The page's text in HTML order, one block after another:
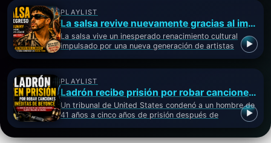
PLAYLIST
La salsa revive nuevamente gracias al impacto mundial provocado por Bad Bunny
La salsa vive un inesperado renacimiento cultural
impulsado por una nueva generación de artistas
▶
PLAYLIST
Ladrón recibe prisión por robar canciones inéditas de Beyoncé importantes
Un tribunal de United States condenó a un hombre de
41 años a cinco años de prisión después de
▶